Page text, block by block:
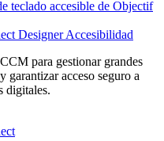
Designer Accesibilidad
para gestionar grandes
garantizar acceso seguro a
digitales.